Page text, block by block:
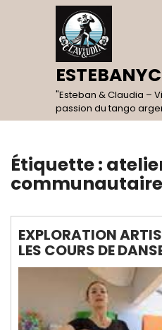
"Esteban & Claudia –
passion du tango
Étiquette :
EXPLORATION
LES COURS DE